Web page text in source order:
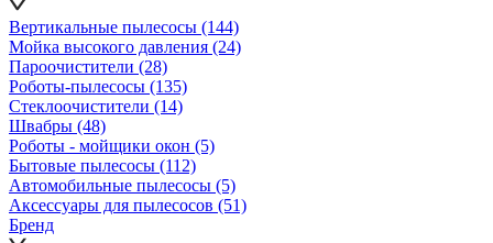
Вертикальные пылесосы (144)
Мойка высокого давления (24)
Пароочистители (28)
Роботы-пылесосы (135)
Стеклоочистители (14)
Швабры (48)
Роботы - мойщики окон (5)
Бытовые пылесосы (112)
Автомобильные пылесосы (5)
Аксессуары для пылесосов (51)
Бренд